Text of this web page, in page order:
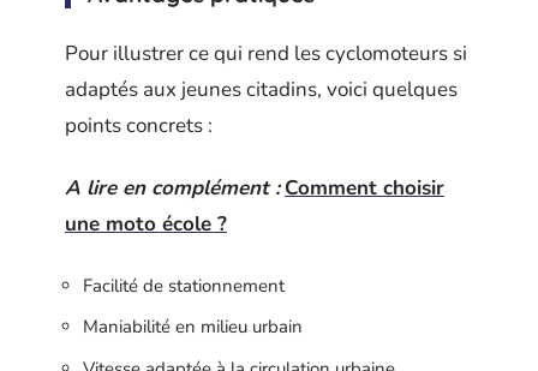
Pour illustrer ce qui rend les cyclomoteurs si
adaptés aux jeunes citadins, voici quelques
points concrets :
A lire en complément : Comment choisir
une moto école ?
Facilité de stationnement
Maniabilité en milieu urbain